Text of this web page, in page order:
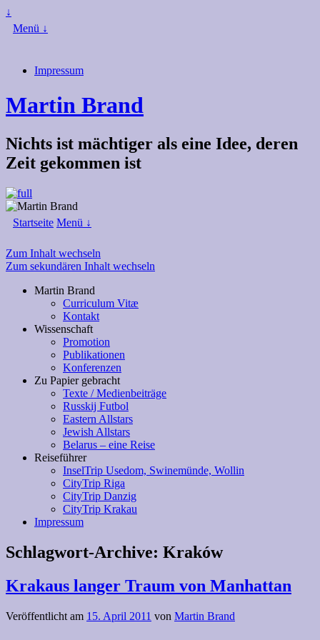
↓
Menü ↓
Impressum
Martin Brand
Nichts ist mächtiger als eine Idee, deren
Zeit gekommen ist
Startseite Menü ↓
Zum Inhalt wechseln
Zum sekundären Inhalt wechseln
Martin Brand
Curriculum Vitæ
Kontakt
Wissenschaft
Promotion
Publikationen
Konferenzen
Zu Papier gebracht
Texte / Medienbeiträge
Russkij Futbol
Eastern Allstars
Jewish Allstars
Belarus – eine Reise
Reiseführer
InselTrip Usedom, Swinemünde, Wollin
CityTrip Riga
CityTrip Danzig
CityTrip Krakau
Impressum
Schlagwort-Archive: Kraków
Krakaus langer Traum von Manhattan
Veröffentlicht am 15. April 2011 von Martin Brand